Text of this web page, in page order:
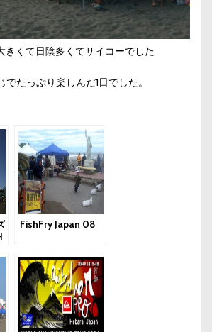
きくて日陰多くてサイコーでした
でたっぷり楽しんだ1日でした。
FishFry Japan 08